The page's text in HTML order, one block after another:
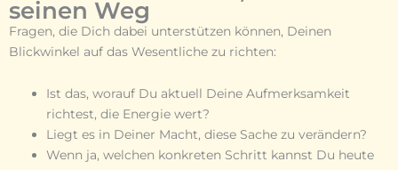
seinen Weg
Fragen, die Dich dabei unterstützen können, Deinen
Blickwinkel auf das Wesentliche zu richten:
Ist das, worauf Du aktuell Deine Aufmerksamkeit
richtest, die Energie wert?
Liegt es in Deiner Macht, diese Sache zu verändern?
Wenn ja, welchen konkreten Schritt kannst Du heute